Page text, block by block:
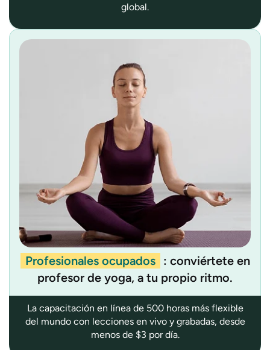
global.
Profesionales ocupados
: conviértete en
profesor de yoga, a tu propio ritmo.
La capacitación en línea de 500 horas más flexible
del mundo con lecciones en vivo y grabadas, desde
menos de $3 por día.